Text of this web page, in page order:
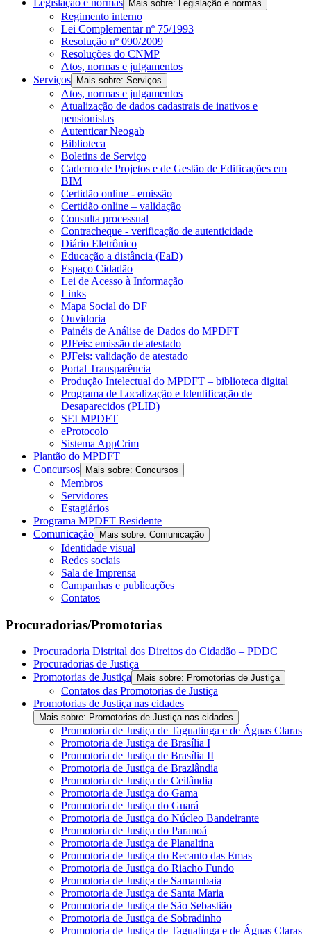
Mais sobre: Legislação e normas
Regimento interno
Lei Complementar nº 75/1993
Resolução nº 090/2009
Resoluções do CNMP
Atos, normas e julgamentos
Serviços
Mais sobre: Serviços
Atos, normas e julgamentos
Atualização de dados cadastrais de inativos e
pensionistas
Autenticar Neogab
Biblioteca
Boletins de Serviço
Caderno de Projetos e de Gestão de Edificações em
BIM
Certidão online - emissão
Certidão online – validação
Consulta processual
Contracheque - verificação de autenticidade
Diário Eletrônico
Educação a distância (EaD)
Espaço Cidadão
Lei de Acesso à Informação
Links
Mapa Social do DF
Ouvidoria
Painéis de Análise de Dados do MPDFT
PJFeis: emissão de atestado
PJFeis: validação de atestado
Portal Transparência
Produção Intelectual do MPDFT – biblioteca digital
Programa de Localização e Identificação de
Desaparecidos (PLID)
SEI MPDFT
eProtocolo
Sistema AppCrim
Plantão do MPDFT
Concursos
Mais sobre: Concursos
Membros
Servidores
Estagiários
Programa MPDFT Residente
Comunicação
Mais sobre: Comunicação
Identidade visual
Redes sociais
Sala de Imprensa
Campanhas e publicações
Contatos
Procuradorias/Promotorias
Procuradoria Distrital dos Direitos do Cidadão – PDDC
Procuradorias de Justiça
Promotorias de Justiça
Mais sobre: Promotorias de Justiça
Contatos das Promotorias de Justiça
Promotorias de Justiça nas cidades
Mais sobre: Promotorias de Justiça nas cidades
Promotoria de Justiça de Taguatinga e de Águas Claras
Promotoria de Justiça de Brasília I
Promotoria de Justiça de Brasília II
Promotoria de Justiça de Brazlândia
Promotoria de Justiça de Ceilândia
Promotoria de Justiça do Gama
Promotoria de Justiça do Guará
Promotoria de Justiça do Núcleo Bandeirante
Promotoria de Justiça do Paranoá
Promotoria de Justiça de Planaltina
Promotoria de Justiça do Recanto das Emas
Promotoria de Justiça do Riacho Fundo
Promotoria de Justiça de Samambaia
Promotoria de Justiça de Santa Maria
Promotoria de Justiça de São Sebastião
Promotoria de Justiça de Sobradinho
Promotoria de Justiça de Taguatinga e de Águas Claras